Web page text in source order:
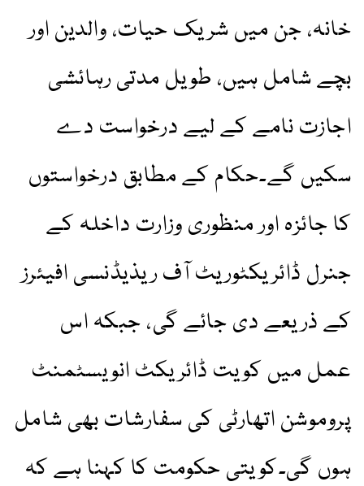
خانہ، جن میں شریک حیات، والدین اور
بچے شامل ہیں، طویل مدتی رہائشی
اجازت نامے کے لیے درخواست دے
سکیں گے۔حکام کے مطابق درخواستوں
کا جائزہ اور منظوری وزارت داخلہ کے
جنرل ڈائریکٹوریٹ آف ریذیڈنسی افیئرز
کے ذریعے دی جائے گی، جبکہ اس
عمل میں کویت ڈائریکٹ انویسٹمنٹ
پروموشن اتھارٹی کی سفارشات بھی شامل
ہوں گی۔کویتی حکومت کا کہنا ہے کہ